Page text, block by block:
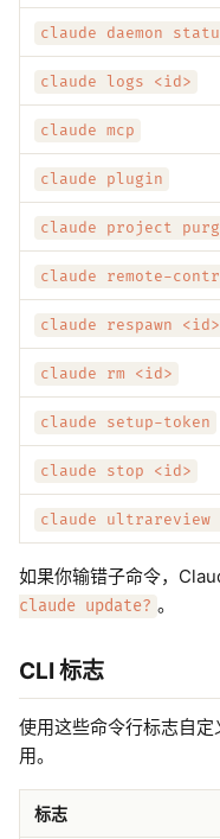
claude daemon
claude logs <id>
claude mcp
claude plugin
claude project
claude remote-
claude respawn <id>
claude rm <id>
claude setup-token
claude stop <id>
claude
如果你输错子命令，
claude update? 。
CLI 标志
使用这些命令行标志自定
用。
标志